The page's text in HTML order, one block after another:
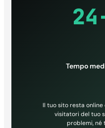
Tempo
Il tuo sito resta
visitatori del tuo
problemi, né